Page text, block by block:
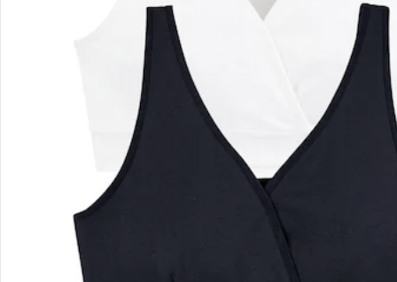
Retoure & Reklamation
Gutscheine & Aktionen
Kontakt & Service
Filialen & Beratung